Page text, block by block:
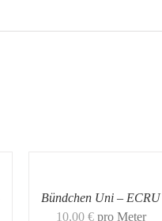
Bündchen Uni – ECRU
10,00 € pro Meter